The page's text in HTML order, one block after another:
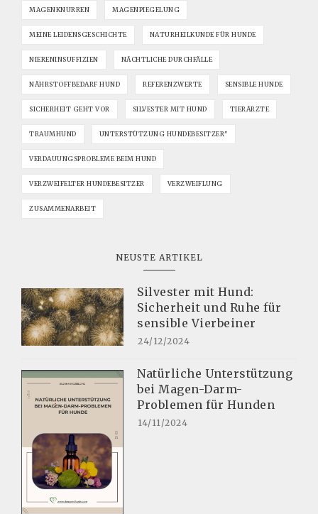
MAGENKNURREN MAGENPIEGELUNG
MEINE LEIDENSGESCHICHTE NATURHEILKUNDE FÜR HUNDE
NIERENINSUFFIZIEN NÄCHTLICHE DURCHFÄLLE
NÄHRSTOFFBEDARF HUND REFERENZWERTE SENSIBLE HUNDE
SICHERHEIT GEHT VOR SILVESTER MIT HUND TIERÄRZTE
TRAUMHUND UNTERSTÜTZUNG HUNDEBESITZER"
VERDAUUNGSPROBLEME BEIM HUND
VERZWEIFELTER HUNDEBESITZER VERZWEIFLUNG
ZUSAMMENARBEIT
NEUSTE ARTIKEL
Silvester mit Hund:
Sicherheit und Ruhe für
sensible Vierbeiner
24/12/2024
Natürliche Unterstützung
bei Magen-Darm-
Problemen für Hunden
14/11/2024